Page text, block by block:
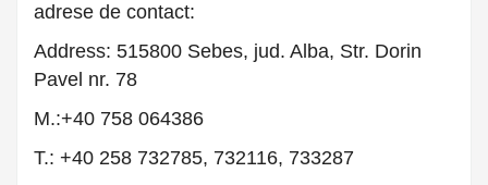
adrese de contact:
Address: 515800 Sebes, jud. Alba, Str. Dorin
Pavel nr. 78
M.:+40 758 064386
T.: +40 258 732785, 732116, 733287